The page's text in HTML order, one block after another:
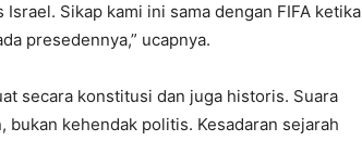
Sikap kami ini sama dengan FIFA ketika
presedennya,” ucapnya.
secara konstitusi dan juga historis. Suara
bukan kehendak politis. Kesadaran sejarah